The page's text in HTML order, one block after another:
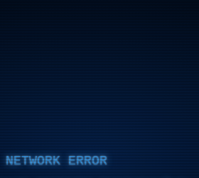
ERROR